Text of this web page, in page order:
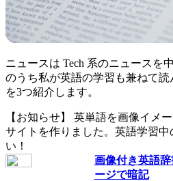
ニュースは Tech 系のニュースを
のうち私が英語の学習も兼ねて
を3つ紹介します。
【お知らせ】 英単語を画像イメ
サイトを作りました。英語学習
い！
画像付き英語
ージで暗記